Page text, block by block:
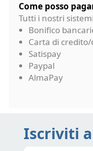
Come posso
Tutti i nostri
Bonifico
Carta di
Satispay
Paypal
AlmaPay
Iscriviti